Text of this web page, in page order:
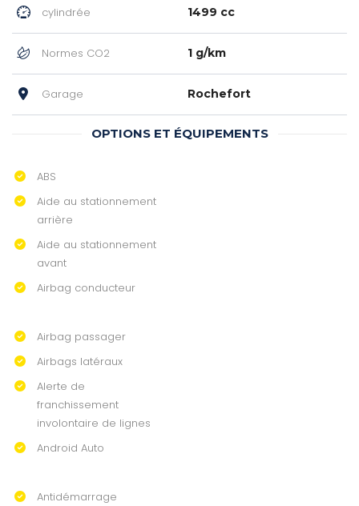
cylindrée 1499 cc
Normes CO2 1 g/km
Garage Rochefort
OPTIONS ET ÉQUIPEMENTS
ABS
Aide au stationnement
arrière
Aide au stationnement
avant
Airbag conducteur
Airbag passager
Airbags latéraux
Alerte de
franchissement
involontaire de lignes
Android Auto
Antidémarrage